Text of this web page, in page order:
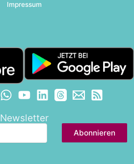
Impressum
Newsletter